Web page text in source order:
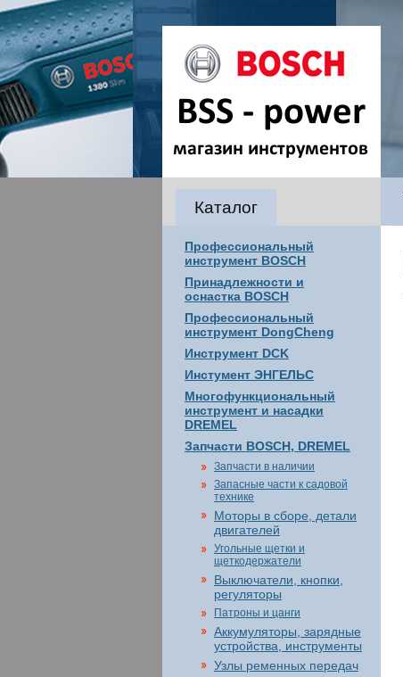
Каталог
Профессиональный
инструмент BOSCH
Принадлежности и
оснастка BOSCH
Профессиональный
инструмент DongCheng
Инструмент DCK
Инстумент ЭНГЕЛЬС
Многофункциональный
инструмент и насадки
DREMEL
Запчасти BOSCH, DREMEL
Запчасти в наличии
Запасные части к садовой
технике
Моторы в сборе, детали
двигателей
Угольные щетки и
щеткодержатели
Выключатели, кнопки,
регуляторы
Патроны и цанги
Аккумуляторы, зарядные
устройства, инструменты
Узлы ременных передач